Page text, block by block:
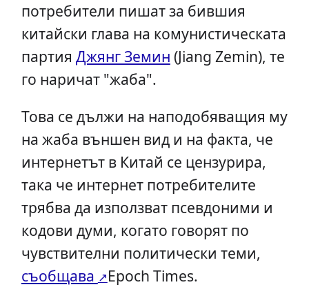
потребители пишат за бившия
китайски глава на комунистическата
партия Джянг Земин (Jiang Zemin), те
го наричат "жаба".
Това се дължи на наподобяващия му
на жаба външен вид и на факта, че
интернетът в Китай се цензурира,
така че интернет потребителите
трябва да използват псевдоними и
кодови думи, когато говорят по
чувствителни политически теми,
съобщава
Epoch Times.